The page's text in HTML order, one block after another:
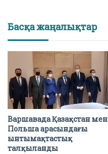
Басқа жаңалықтар
Варшавада Қазақстан мен
Польша арасындағы
ынтымақтастық
талқыланды